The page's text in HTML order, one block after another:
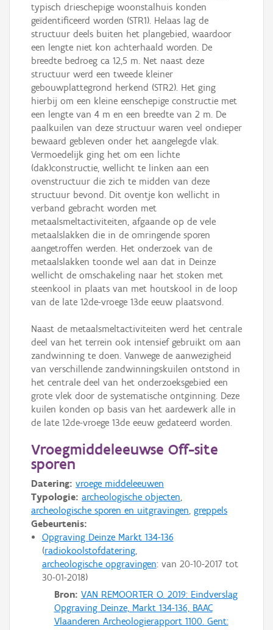
typisch drieschepige woonstalhuis konden
geïdentificeerd worden (STR1). Helaas lag de
structuur deels buiten het plangebied, waardoor
een lengte niet kon achterhaald worden. De
breedte bedroeg ca 12,5 m. Net naast deze
structuur werd een tweede kleiner
gebouwplattegrond herkend (STR2). Het ging
hierbij om een kleine eenschepige constructie met
een lengte van 4 m en een breedte van 2 m. De
paalkuilen van deze structuur waren veel ondieper
bewaard gebleven onder het aangelegde vlak.
Vermoedelijk ging het om een lichte
(dak)constructie, wellicht te linken aan een
ovenstructuur die zich te midden van deze
structuur bevond. Dit oventje kon wellicht in
verband gebracht worden met
metaalsmeltactiviteiten, afgaande op de vele
metaalslakken die in de omringende sporen
aangetroffen werden. Het onderzoek van de
metaalslakken toonde wel aan dat in Deinze
wellicht de omschakeling naar het stoken met
steenkool in plaats van met houtskool in de loop
van de late 12de-vroege 13de eeuw plaatsvond.
Naast de metaalsmeltactiviteiten werd het centrale
deel van het terrein ook intensief gebruikt om aan
zandwinning te doen. Vanwege de aanwezigheid
van verschillende zandwinningskuilen ontstond in
het centrale deel van het onderzoeksgebied een
grote vlek door de systematische ontginning. Deze
kuilen konden op basis van het aardewerk alle in
de late 12de-vroege 13de eeuw gedateerd worden.
Vroegmiddeleeuwse Off-site
sporen
Datering: vroege middeleeuwen
Typologie: archeologische objecten
archeologische sporen en uitgravingen greppels
Gebeurtenis:
Opgraving Deinze Markt 134-136
radiokoolstofdatering
archeologische opgravingen: van 20-10-2017tot
30-01-2018
Bron: VAN REMOORTER O. 2019: Eindverslag
Opgraving Deinze, Markt 134-136, BAAC
Vlaanderen Archeologierapport 1100. Gent: